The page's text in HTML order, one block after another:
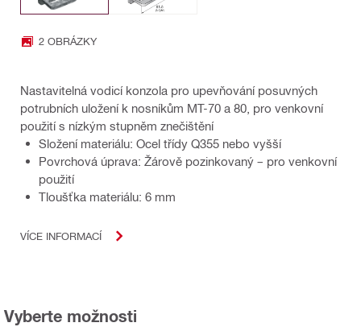
2 OBRÁZKY
Nastavitelná vodicí konzola pro upevňování posuvných
potrubních uložení k nosníkům MT-70 a 80, pro venkovní
použití s nízkým stupněm znečištění
Složení materiálu: Ocel třídy Q355 nebo vyšší
Povrchová úprava: Žárově pozinkovaný – pro venkovní
použití
Tloušťka materiálu: 6 mm
VÍCE INFORMACÍ
Vyberte možnosti